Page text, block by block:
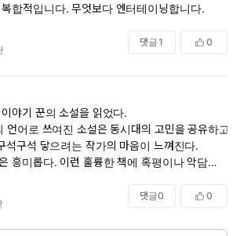
합적입니다. 무엇보다 엔터테이닝합니다.
댓글 1 0
야기 꾼의 소설을 읽었다.
석구석 닿으려는 작가의 마음이 느껴진다.
흥미롭다. 이런 훌륭한 책에 혹평이나 악담이 많
다. 잘하고 있다. 배관공은 배관을 수리할 때 지나
이지 않을 것이다.
때마다 되뇌는 말이다.
댓글0 0